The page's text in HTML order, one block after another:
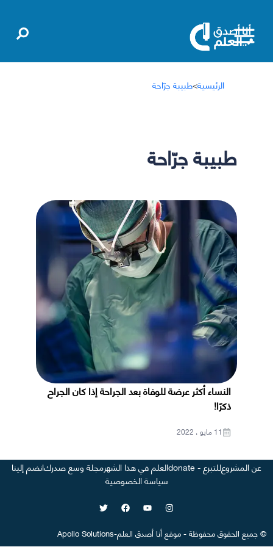
الرئيسية>طبيبة جرّاحة
طبيبة جرّاحة
النساء أكثر عرضة للوفاة بعد الجراحة إذا كان الجراح
ذكرًا!
11 مايو ، 2022
عن المشروعللتبرع - donate العلم في هذا الشهرمجلة وسع صدركانضم إلينا
سياسة الخصوصية
©جميع الحقوق محفوظة-موقعأنا أصدق العلم-
Apollo Solutions